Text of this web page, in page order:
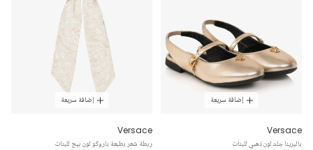
إضافة سريعة
Versace
باليرينا جلد لون ذهبي للبنات
إضافة سريعة
Versace
ربطة شعر بطبعة باروكو لون بيج للبنات